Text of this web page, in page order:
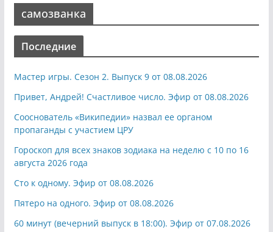
самозванка
Последние
Мастер игры. Сезон 2. Выпуск 9 от 08.08.2026
Привет, Андрей! Счастливое число. Эфир от 08.08.2026
Сооснователь «Википедии» назвал ее органом
пропаганды с участием ЦРУ
Гороскоп для всех знаков зодиака на неделю с 10 по 16
августа 2026 года
Сто к одному. Эфир от 08.08.2026
Пятеро на одного. Эфир от 08.08.2026
60 минут (вечерний выпуск в 18:00). Эфир от 07.08.2026